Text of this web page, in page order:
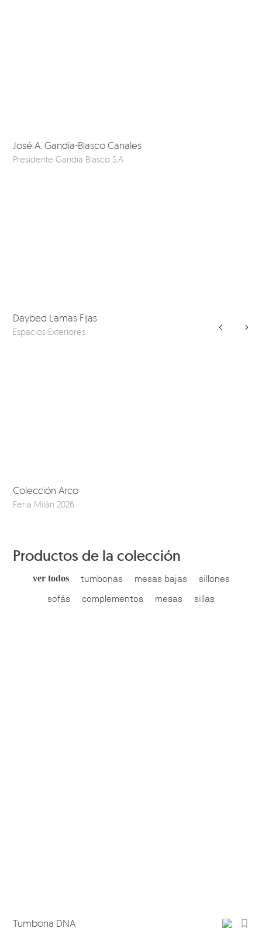
José A. Gandía-Blasco Canales
Presidente Gandia Blasco S.A
Daybed Lamas Fijas
Espacios Exteriores
Colección Arco
Feria Milán 2026
Productos de la colección
ver todos tumbonas mesas bajas
sillones
sofás
complementos mesas sillas
Tumbona DNA